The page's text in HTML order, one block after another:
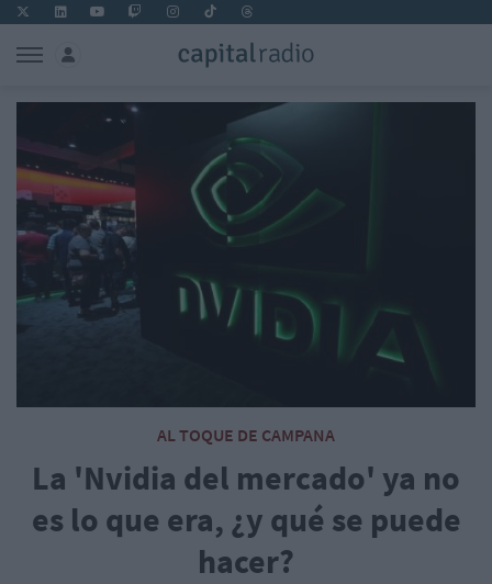
AL TOQUE DE CAMPANA
La 'Nvidia del mercado' ya no
es lo que era, ¿y qué se puede
hacer?